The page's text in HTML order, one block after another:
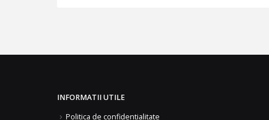
INFORMATII UTILE
Politica de confidentialitate